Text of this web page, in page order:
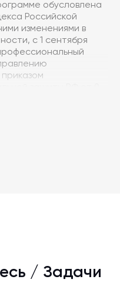
обусловлена
Российской
изменениями в
с 1 сентября
которого являются
/ Задачи